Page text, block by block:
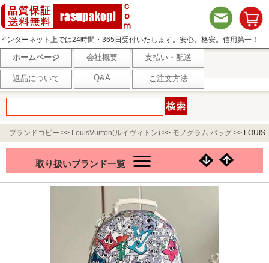
インターネット上では24時間・365日受付いたします。安心、格安。信用第一！
ホームページ 会社概要 支払い・配送
返品について Q&A ご注文方法
ブランドコピー >> LouisVuitton(ルイヴィトン) >> モノグラム バッグ >> LOUIS
VUITTON／BACKPACK MULTIPOCKET モノグラムコミックス M21846
取り扱いブランド一覧